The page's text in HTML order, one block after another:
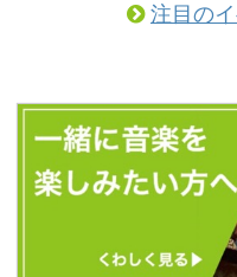
（以前とURL
べて、歌声喫
ムページから
ムページに「更
設置しました。
注目の